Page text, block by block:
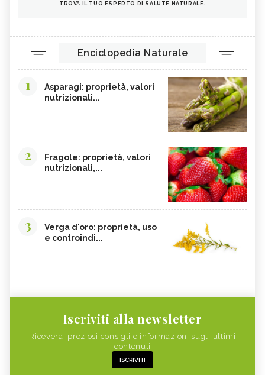
TROVA IL TUO ESPERTO DI SALUTE NATURALE.
Enciclopedia Naturale
1
Asparagi: proprietà, valori
nutrizionali...
2
Fragole: proprietà, valori
nutrizionali,...
3
Verga d'oro: proprietà, uso
e controindi...
Iscriviti alla newsletter
Riceverai preziosi consigli e informazioni sugli ultimi
contenuti
ISCRIVITI